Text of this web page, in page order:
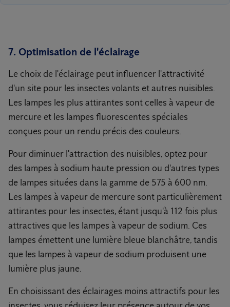
7. Optimisation de l'éclairage
Le choix de l'éclairage peut influencer l'attractivité
d'un site pour les insectes volants et autres nuisibles.
Les lampes les plus attirantes sont celles à vapeur de
mercure et les lampes fluorescentes spéciales
conçues pour un rendu précis des couleurs.
Pour diminuer l'attraction des nuisibles, optez pour
des lampes à sodium haute pression ou d'autres types
de lampes situées dans la gamme de 575 à 600 nm.
Les lampes à vapeur de mercure sont particulièrement
attirantes pour les insectes, étant jusqu'à 112 fois plus
attractives que les lampes à vapeur de sodium. Ces
lampes émettent une lumière bleue blanchâtre, tandis
que les lampes à vapeur de sodium produisent une
lumière plus jaune.
En choisissant des éclairages moins attractifs pour les